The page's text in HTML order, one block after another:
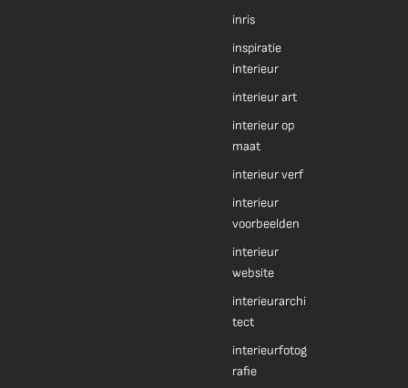
inris
inspiratie
interieur
interieur art
interieur op
maat
interieur verf
interieur
voorbeelden
interieur
website
interieurarchi
tect
interieurfotog
rafie